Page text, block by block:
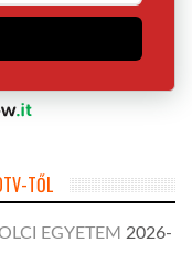
TŐL
EGYETEM 2026-